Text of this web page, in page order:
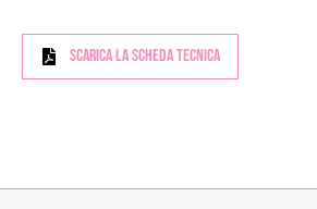
Scarica la scheda tecnica